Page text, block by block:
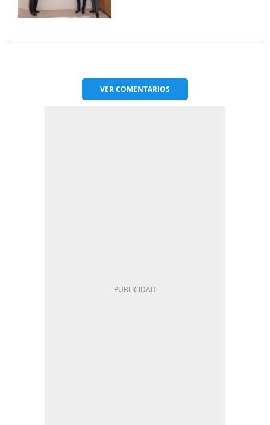
VERCOMENTARIOS